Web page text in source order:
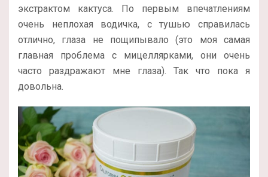
экстрактом кактуса. По первым впечатлениям
очень неплохая водичка, с тушью справилась
отлично, глаза не пощипывало (это моя самая
главная проблема с мицеллярками, они очень
часто раздражают мне глаза). Так что пока я
довольна.